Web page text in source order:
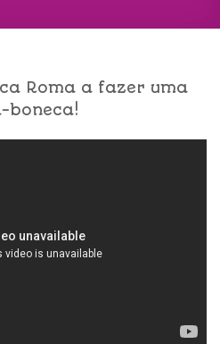
Roma a fazer uma
boneca!